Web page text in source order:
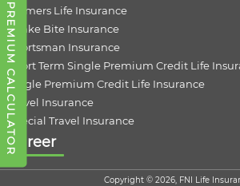
PREMIUM CALCULATOR
Farmers Life Insurance
Snake Bite Insurance
Sportsman Insurance
Short Term Single Premium Credit Life
Single Premium Credit Life Insurance
Travel Insurance
Special Travel Insurance
Career
Copyright © 2026, FNI Life